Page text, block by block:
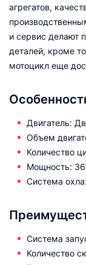
агрегатов,
и сервис делают
деталей, кроме
мотоцикл еще
Двигатель:
Объем
Количество
Мощность:
Система
Система
Количество